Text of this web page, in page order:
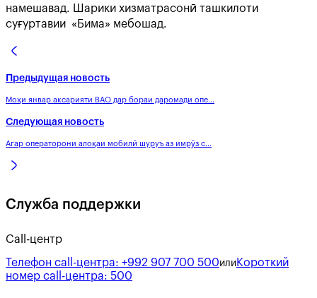
намешавад. Шарики хизматрасонӣ ташкилоти
суғуртавии «Бима» мебошад.
Предыдущая новость
Моҳи январ аксарияти ВАО дар бораи даромади опе...
Следующая новость
Агар операторони алоқаи мобилӣ шуруъ аз имрӯз с...
Служба поддержки
Call-центр
Телефон call-центра: +992 907 700 500или Короткий
номер call-центра: 500